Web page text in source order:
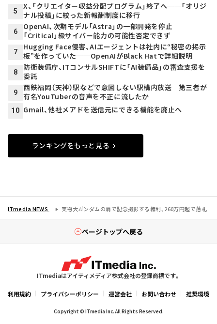
5
X、「クリエイター収益分配プログラム」終了へ──「オリジ
ナル投稿」に絞った新報酬制度に移行
6
OpenAI、次期モデル「Astra」の一部開発を停止
「Critical」級サイバー能力の可能性否定できず
7
Hugging Face侵害、AIエージェントは社内に“秘密の掲示
板”を作っていた──OpenAIがBlack Hatで詳細説明
8
防衛装備庁、ITコンサルSHIFTに「AI装備品」の審査支援を
委託
9
西鉄福岡（天神）駅などで意図しない駅構内放送 第三者が
有名YouTuberの音声を不正に流したか
10 Gmail、他社メアドを送信元にできる機能を廃止へ
ランキングをもっと見る
ITmedia NEWS 実物大ガンダムの肩で記念撮影する権利、260万円超で落札
ページトップへ戻る
ITmediaはアイティメディア株式会社の登録商標です。
利用規約 プライバシーポリシー 運営会社 お問い合わせ 推奨環境
Copyright © ITmedia Inc. All Rights Reserved.